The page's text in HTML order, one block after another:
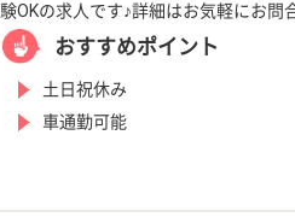
験OKの求人です♪詳細はお気軽にお問
おすすめポイント
土日祝休み
車通勤可能